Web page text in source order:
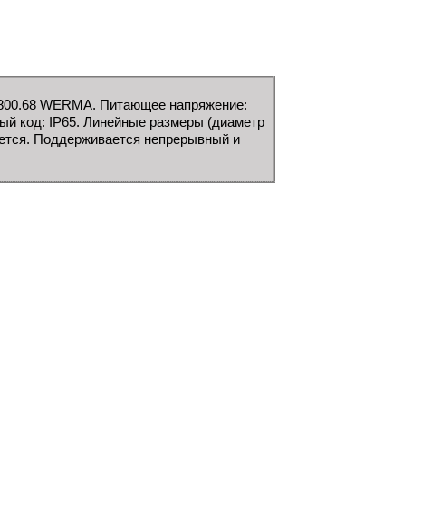
WERMA. Питающее напряжение:
код: IP65. Линейные размеры (диаметр
Поддерживается непрерывный и